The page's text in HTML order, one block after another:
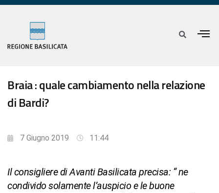
Braia : quale cambiamento nella relazione
di Bardi?
7 Giugno 2019 11:44
Il consigliere di Avanti Basilicata precisa: “ ne
condivido solamente l’auspicio e le buone